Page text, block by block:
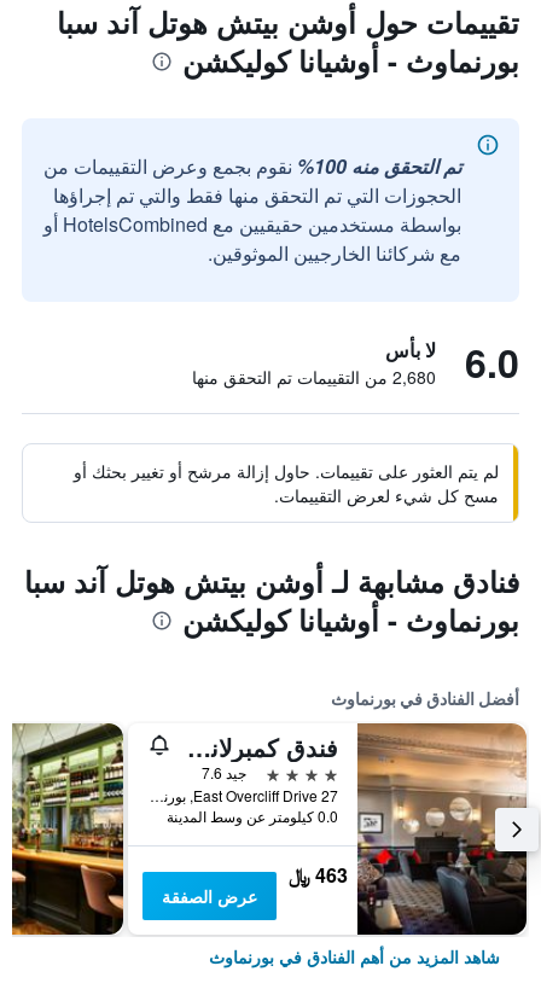
تقييمات حول أوشن بيتش هوتل آند سبا
بورنماوث - أوشيانا كوليكشن
تم التحقق منه 100%
نقوم بجمع وعرض التقييمات من
الحجوزات التي تم التحقق منها فقط والتي تم إجراؤها
بواسطة مستخدمين حقيقيين مع HotelsCombined أو
مع شركائنا الخارجيين الموثوقين.
6.0 لا بأس
2,680 من التقييمات تم التحقق منها
لم يتم العثور على تقييمات. حاول إزالة مرشح أو تغيير بحثك أو
مسح كل شيء لعرض التقييمات.
فنادق مشابهة لـ أوشن بيتش هوتل آند سبا
بورنماوث - أوشيانا كوليكشن
أفضل الفنادق في بورنماوث
فندق كمبرلاند - أوشينا كولكشن
4 نجوم
جيد 7.6
27 East Overcliff Drive, بورنماوث, المملكة المتحدة
0.0 كيلومتر عن وسط المدينة
463 ﷼
عرض الصفقة
شاهد المزيد من أهم الفنادق في بورنماوث